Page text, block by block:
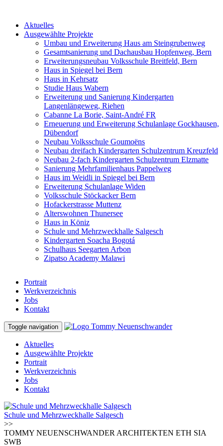
Aktuelles
Ausgewählte Projekte
Umbau und Erweiterung Haus am Steingrubenweg
Gesamtsanierung und Dachausbau Hopfenweg, Bern
Erweiterungsneubau Volksschule Breitfeld, Bern
Haus in Spiegel bei Bern
Haus in Kehrsatz
Studie Haus Wabern
Erweiterung und Sanierung Kindergarten
Langenlängeweg, Riehen
Cabanne La Borie, Saint-André FR
Erneuerung und Erweiterung Schulanlage Gockhausen,
Dübendorf
Neubau Volksschule Goumoëns
Neubau dreifach Kindergarten Schulzentrum Kreuzfeld
Neubau 2-fach Kindergarten Schulzentrum Elzmatte
Sanierung Mehrfamilienhaus Pappelweg
Haus im Weidli in Spiegel bei Bern
Erweiterung Schulanlage Widen
Volksschule Stöckacker Bern
Hofackerstrasse Muttenz
Alterswohnen Thunersee
Haus in Köniz
Schule und Mehrzweckhalle Salgesch
Kindergarten Soacha Bogotá
Schulhaus Seegarten Arbon
Zipatso Academy Malawi
Portrait
Werkverzeichnis
Jobs
Kontakt
Toggle navigation
Aktuelles
Ausgewählte Projekte
Portrait
Werkverzeichnis
Jobs
Kontakt
Schule und Mehrzweckhalle Salgesch
>>
TOMMY NEUENSCHWANDER ARCHITEKTEN ETH SIA
SWB